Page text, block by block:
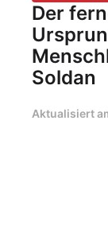
Der
Soldan
Aktualisiert